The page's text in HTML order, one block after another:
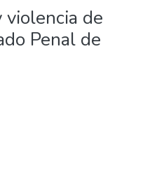
de
Penal de